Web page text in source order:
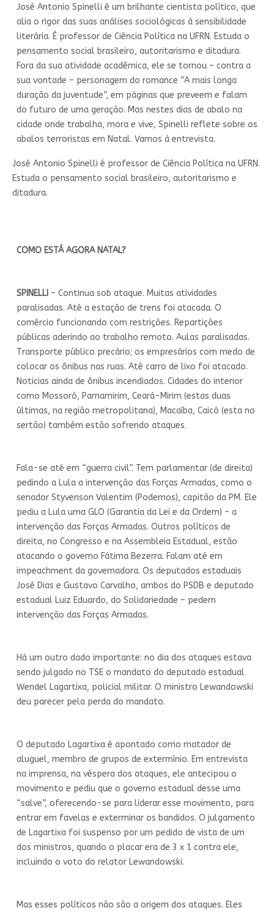
José Antonio Spinelli é um brilhante cientista político, que
alia o rigor das suas análises sociológicas à sensibilidade
literária. É professor de Ciência Política na UFRN. Estuda o
pensamento social brasileiro, autoritarismo e ditadura.
Fora da sua atividade acadêmica, ele se tornou – contra a
sua vontade – personagem do romance “A mais longa
duração da juventude”, em páginas que preveem e falam
do futuro de uma geração. Mas nestes dias de abalo na
cidade onde trabalha, mora e vive, Spinelli reflete sobre os
abalos terroristas em Natal. Vamos à entrevista.
José Antonio Spinelli é professor de Ciência Política na UFRN.
Estuda o pensamento social brasileiro, autoritarismo e
ditadura.
COMO ESTÁ AGORA NATAL?
SPINELLI – Continua sob ataque. Muitas atividades
paralisadas. Até a estação de trens foi atacada. O
comércio funcionando com restrições. Repartições
públicas aderindo ao trabalho remoto. Aulas paralisadas.
Transporte público precário; os empresários com medo de
colocar os ônibus nas ruas. Até carro de lixo foi atacado.
Noticias ainda de ônibus incendiados. Cidades do interior
como Mossoró, Parnamirim, Ceará-Mirim (estas duas
últimas, na região metropolitana), Macaíba, Caicó (esta no
sertão) também estão sofrendo ataques.
Fala-se até em “guerra civil”. Tem parlamentar (de direita)
pedindo a Lula a intervenção das Forças Armadas, como o
senador Styvenson Valentim (Podemos), capitão da PM. Ele
pediu a Lula uma GLO (Garantia da Lei e da Ordem) – a
intervenção das Forças Armadas. Outros políticos de
direita, no Congresso e na Assembleia Estadual, estão
atacando o governo Fátima Bezerra. Falam até em
impeachment da governadora. Os deputados estaduais
José Dias e Gustavo Carvalho, ambos do PSDB e deputado
estadual Luiz Eduardo, do Solidariedade – pedem
intervenção das Forças Armadas.
Há um outro dado importante: no dia dos ataques estava
sendo julgado no TSE o mandato do deputado estadual
Wendel Lagartixa, policial militar. O ministro Lewandowski
deu parecer pela perda do mandato.
O deputado Lagartixa é apontado como matador de
aluguel, membro de grupos de extermínio. Em entrevista
na imprensa, na véspera dos ataques, ele antecipou o
movimento e pediu que o governo estadual desse uma
“salve”, oferecendo-se para liderar esse movimento, para
entrar em favelas e exterminar os bandidos. O julgamento
de Lagartixa foi suspenso por um pedido de vista de um
dos ministros, quando o placar era de 3 x 1 contra ele,
incluindo o voto do relator Lewandowski.
Mas esses políticos não são a origem dos ataques. Eles